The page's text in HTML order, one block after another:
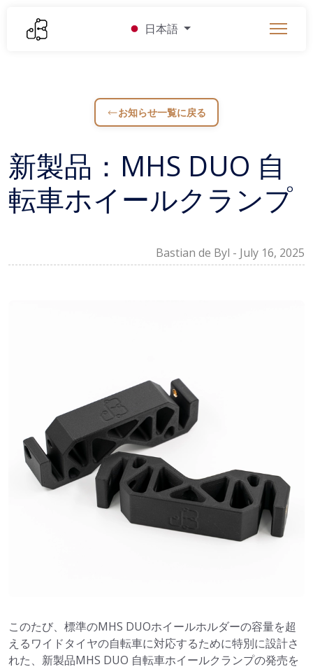
日本語
お知らせ一覧に戻る
新製品：MHS DUO 自
転車ホイールクランプ
Bastian de Byl - July 16, 2025
このたび、標準のMHS DUOホイールホルダーの容量を超
えるワイドタイヤの自転車に対応するために特別に設計さ
れた、新製品MHS DUO 自転車ホイールクランプの発売を